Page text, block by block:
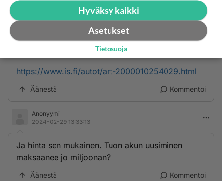
2024-02-29 13:30:00
Onhan tuo kivaa siihen asti kunnes pohjaan tulee
https://www.is.fi/autot/art-2000010254029.html
Äänestä Kommentoi
Anonyymi
2024-02-29 13:33:13
Ja hinta sen mukainen. Tuon akun uusiminen
maksaanee jo miljoonan?
Äänestä Kommentoi
Hyväksy kaikki
Asetukset
Tietosuoja